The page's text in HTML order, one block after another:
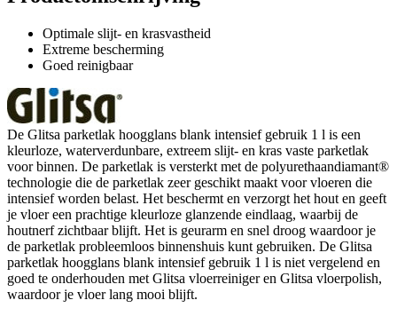
Optimale slijt- en krasvastheid
Extreme bescherming
Goed reinigbaar
De Glitsa parketlak hoogglans blank intensief gebruik 1 l is een
kleurloze, waterverdunbare, extreem slijt- en kras vaste parketlak
voor binnen. De parketlak is versterkt met de polyurethaandiamant®
technologie die de parketlak zeer geschikt maakt voor vloeren die
intensief worden belast. Het beschermt en verzorgt het hout en geeft
je vloer een prachtige kleurloze glanzende eindlaag, waarbij de
houtnerf zichtbaar blijft. Het is geurarm en snel droog waardoor je
de parketlak probleemloos binnenshuis kunt gebruiken. De Glitsa
parketlak hoogglans blank intensief gebruik 1 l is niet vergelend en
goed te onderhouden met Glitsa vloerreiniger en Glitsa vloerpolish,
waardoor je vloer lang mooi blijft.